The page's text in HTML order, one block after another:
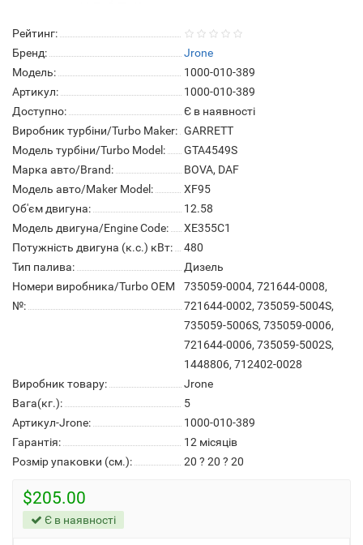
Рейтинг:
Бренд:
Jrone
Модель:
1000-010-389
Артикул:
1000-010-389
Доступно:
Є в наявності
Виробник турбіни/Turbo Maker: GARRETT
Модель турбіни/Turbo Model:
GTA4549S
Марка авто/Brand:
BOVA, DAF
Модель авто/Maker Model:
XF95
Об'єм двигуна:
12.58
Модель двигуна/Engine Code:
XE355C1
Потужність двигуна (к.с.) кВт:
480
Тип палива:
Дизель
Номери виробника/Turbo OEM
№:
735059-0004, 721644-0008,
721644-0002, 735059-5004S,
735059-5006S, 735059-0006,
721644-0006, 735059-5002S,
1448806, 712402-0028
Виробник товару:
Jrone
Вага(кг.):
5
Артикул-Jrone:
1000-010-389
Гарантія:
12 місяців
Розмір упаковки (см.):
20 ? 20 ? 20
$205.00
Є в наявності